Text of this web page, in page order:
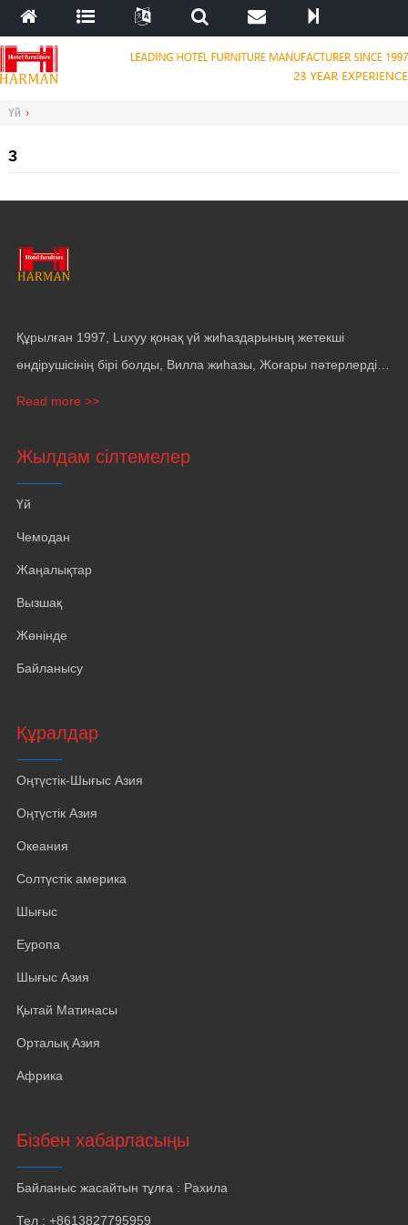
Үй ›
3
Құрылған 1997, Luxyy қонақ үй жиһаздарының жетекші
өндірушісінің бірі болды, Вилла жиһазы, Жоғары пәтерлерді
Read more >>
Жылдам сілтемелер
Үй
Чемодан
Жаңалықтар
Вызшақ
Жөнінде
Байланысу
Құралдар
Оңтүстік-Шығыс Азия
Оңтүстік Азия
Океания
Солтүстік америка
Шығыс
Еуропа
Шығыс Азия
Қытай Матинасы
Орталық Азия
Африка
Бізбен хабарласыңы
Байланыс жасайтын тұлға : Рахила
Тел : +8613827795959